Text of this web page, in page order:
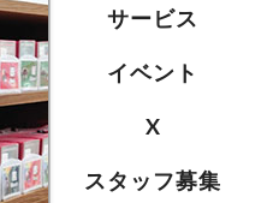
サービス
イベント
X
スタッフ募集